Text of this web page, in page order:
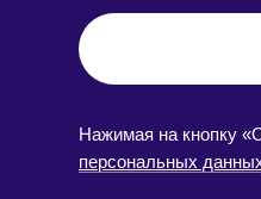
Нажимая на кнопку
персональных